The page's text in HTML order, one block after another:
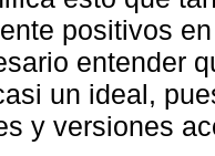
positivos
entender
un ideal,
y versiones